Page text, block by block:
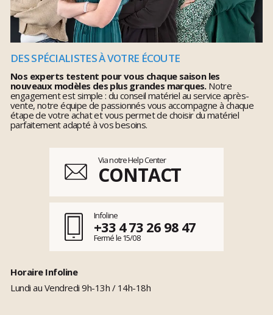
DES SPÉCIALISTES À VOTRE ÉCOUTE
Nos experts testent pour vous chaque saison les
nouveaux modèles des plus grandes marques.Notre
engagement est simple : du conseil matériel au service après-
vente, notre équipe de passionnés vous accompagne à chaque
étape de votre achat et vous permet de choisir du matériel
parfaitement adapté à vos besoins.
Via notre Help Center
CONTACT
Infoline
+33 4 73 26 98 47
Fermé le 15/08
Horaire Infoline
Lundi au Vendredi 9h-13h / 14h-18h